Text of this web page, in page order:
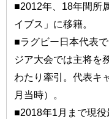
■2012年、18年間所
イブス」に移籍。
■ラグビー日本代表
ジア大会では主将を
わたり牽引。代表キ
月当時）。
■2018年1月まで現